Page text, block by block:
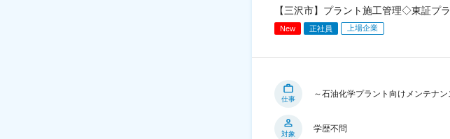
【三沢市】プラント施工管理◇東証プ
New 正社員 上場企業
仕事
～石油化学プラント向けメンテナ
対象
学歴不問